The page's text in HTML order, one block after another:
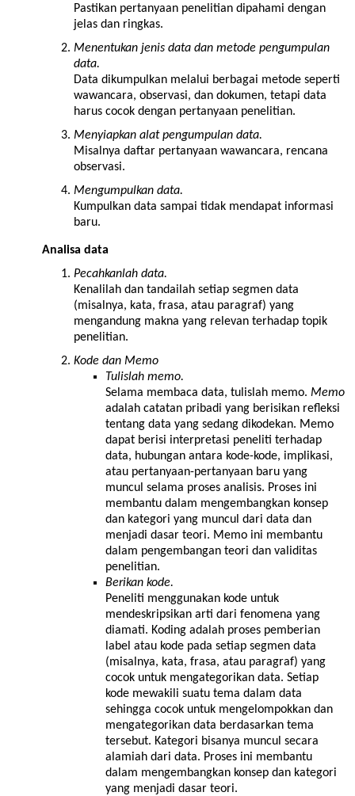
Pastikan pertanyaan penelitian dipahami dengan
jelas dan ringkas.
Menentukan jenis data dan metode pengumpulan
data.
Data dikumpulkan melalui berbagai metode seperti
wawancara, observasi, dan dokumen, tetapi data
harus cocok dengan pertanyaan penelitian.
Menyiapkan alat pengumpulan data.
Misalnya daftar pertanyaan wawancara, rencana
observasi.
Mengumpulkan data.
Kumpulkan data sampai tidak mendapat informasi
baru.
Analisa data
Pecahkanlah data.
Kenalilah dan tandailah setiap segmen data
(misalnya, kata, frasa, atau paragraf) yang
mengandung makna yang relevan terhadap topik
penelitian.
Kode dan Memo
Tulislah memo.
Selama membaca data, tulislah memo. Memo
adalah catatan pribadi yang berisikan refleksi
tentang data yang sedang dikodekan. Memo
dapat berisi interpretasi peneliti terhadap
data, hubungan antara kode-kode, implikasi,
atau pertanyaan-pertanyaan baru yang
muncul selama proses analisis. Proses ini
membantu dalam mengembangkan konsep
dan kategori yang muncul dari data dan
menjadi dasar teori. Memo ini membantu
dalam pengembangan teori dan validitas
penelitian.
Berikan kode.
Peneliti menggunakan kode untuk
mendeskripsikan arti dari fenomena yang
diamati. Koding adalah proses pemberian
label atau kode pada setiap segmen data
(misalnya, kata, frasa, atau paragraf) yang
cocok untuk mengategorikan data. Setiap
kode mewakili suatu tema dalam data
sehingga cocok untuk mengelompokkan dan
mengategorikan data berdasarkan tema
tersebut. Kategori bisanya muncul secara
alamiah dari data. Proses ini membantu
dalam mengembangkan konsep dan kategori
yang menjadi dasar teori.